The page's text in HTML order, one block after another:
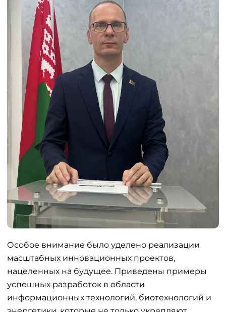
Особое внимание было уделено реализации
масштабных инновационных проектов,
нацеленных на будущее. Приведены примеры
успешных разработок в области
информационных технологий, биотехнологий и